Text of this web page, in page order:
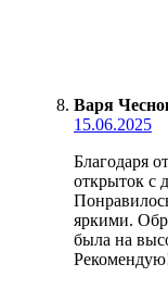
Варя
15.06.2025
Благодаря
открыток с
яркими.
была на